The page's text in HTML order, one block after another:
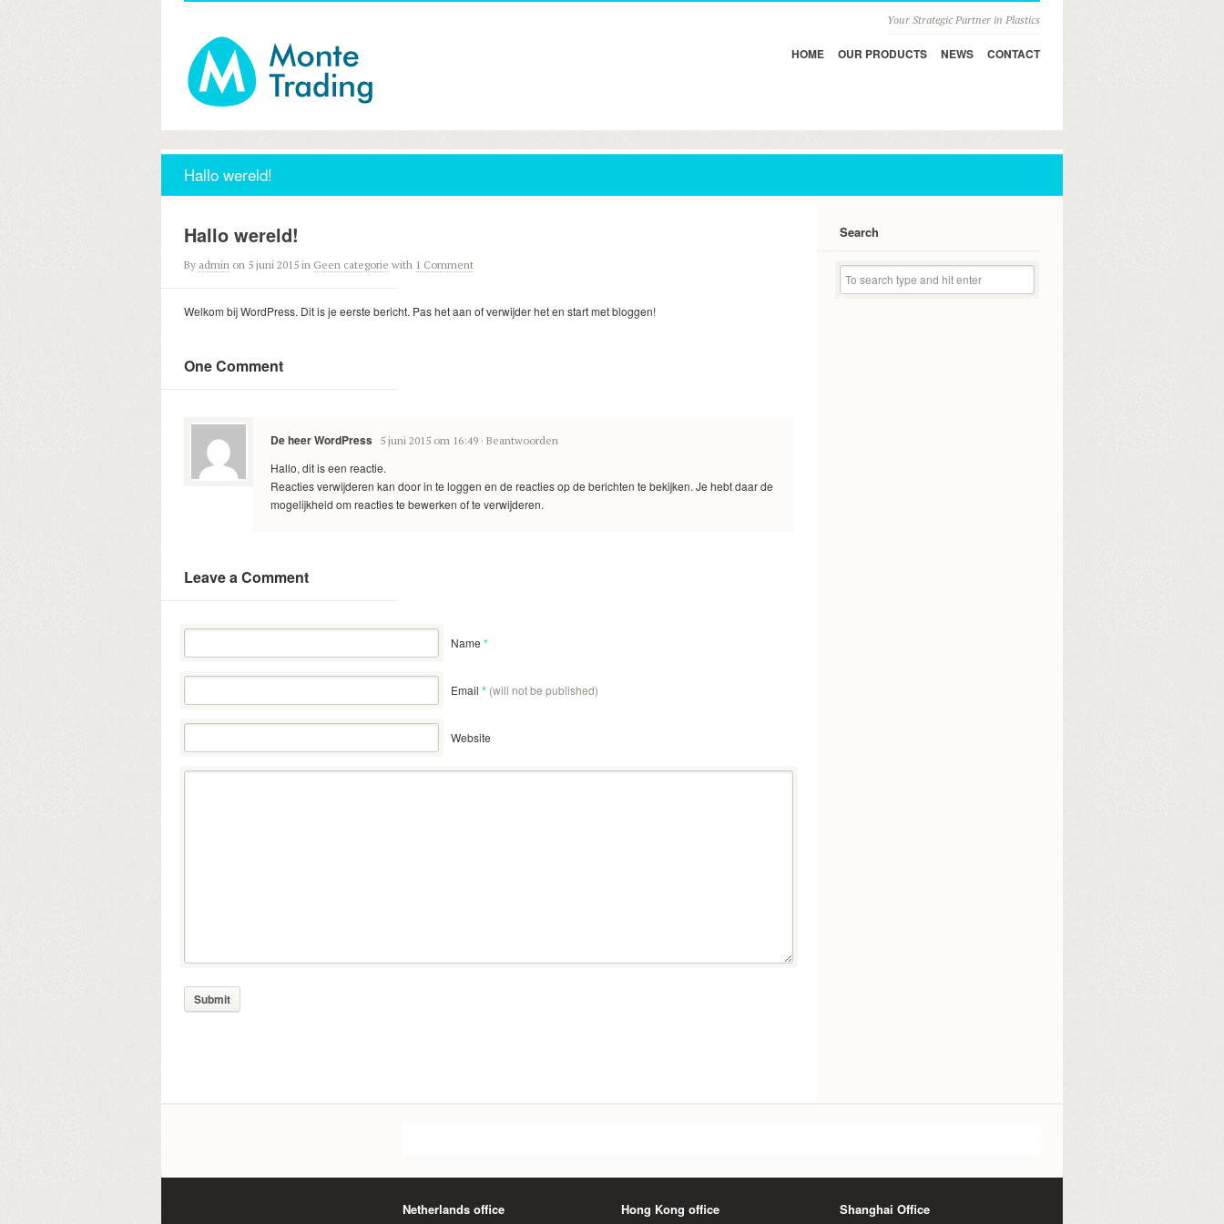
HOME OUR PRODUCTS NEWS CONTACT
Your Strategic Partner in Plastics
Hallo wereld!
Hallo wereld!
By admin on 5 juni 2015 in Geen categorie with 1 Comment
Welkom bij WordPress. Dit is je eerste bericht. Pas het aan of verwijder het en start met bloggen!
One Comment
De heer WordPress 5 juni 2015 om 16:49 · Beantwoorden
Hallo, dit is een reactie.
Reacties verwijderen kan door in te loggen en de reacties op de berichten te bekijken. Je hebt daar de
mogelijkheid om reacties te bewerken of te verwijderen.
Leave a Comment
Name *
Email * (will not be published)
Website
Search
Netherlands office Hong Kong office Shanghai Office